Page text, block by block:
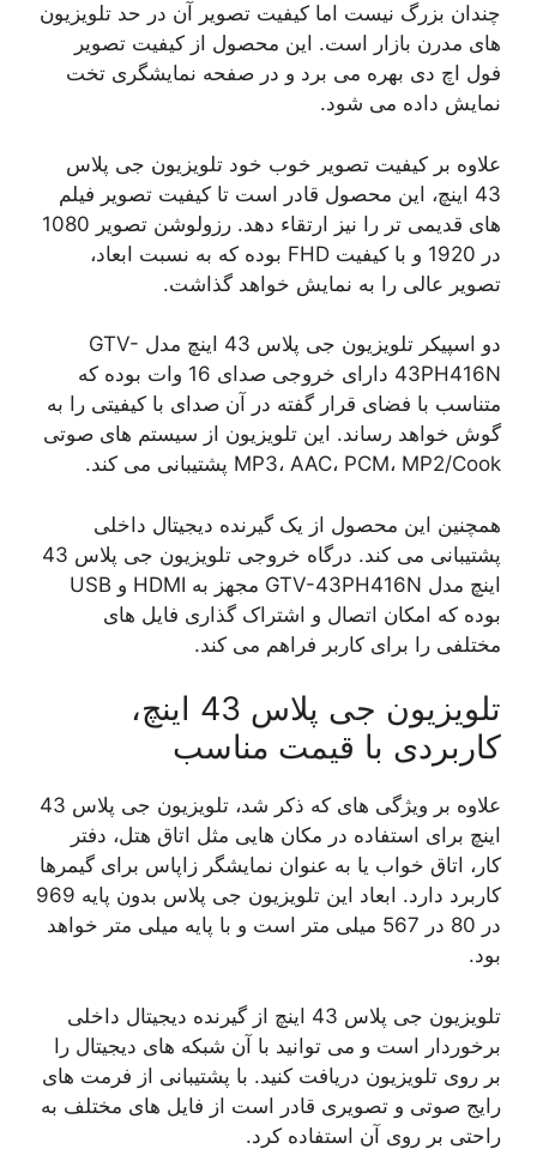
چندان بزرگ نیست اما کیفیت تصویر آن در حد تلویزیون
های مدرن بازار است. این محصول از کیفیت تصویر
فول اچ دی بهره می برد و در صفحه نمایشگری تخت
نمایش داده می شود.
علاوه بر کیفیت تصویر خوب خود تلویزیون جی پلاس
43 اینچ، این محصول قادر است تا کیفیت تصویر فیلم
های قدیمی تر را نیز ارتقاء دهد. رزولوشن تصویر 1080
در 1920 و با کیفیت FHD بوده که به نسبت ابعاد،
تصویر عالی را به نمایش خواهد گذاشت.
دو اسپیکر تلویزیون جی پلاس 43 اینچ مدل GTV-
43PH416N دارای خروجی صدای 16 وات بوده که
متناسب با فضای قرار گفته در آن صدای با کیفیتی را به
گوش خواهد رساند. این تلویزیون از سیستم های صوتی
MP3، AAC، PCM، MP2/Cook پشتیبانی می کند.
همچنین این محصول از یک گیرنده دیجیتال داخلی
پشتیبانی می کند. درگاه خروجی تلویزیون جی پلاس 43
اینچ مدل GTV-43PH416N مجهز به HDMI و USB
بوده که امکان اتصال و اشتراک گذاری فایل های
مختلفی را برای کاربر فراهم می کند.
تلویزیون جی پلاس 43 اینچ،
کاربردی با قیمت مناسب
علاوه بر ویژگی های که ذکر شد، تلویزیون جی پلاس 43
اینچ برای استفاده در مکان هایی مثل اتاق هتل، دفتر
کار، اتاق خواب یا به عنوان نمایشگر زاپاس برای گیمرها
کاربرد دارد. ابعاد این تلویزیون جی پلاس بدون پایه 969
در 80 در 567 میلی متر است و با پایه میلی متر خواهد
بود.
تلویزیون جی پلاس 43 اینچ از گیرنده دیجیتال داخلی
برخوردار است و می توانید با آن شبکه های دیجیتال را
بر روی تلویزیون دریافت کنید. با پشتیبانی از فرمت های
رایج صوتی و تصویری قادر است از فایل های مختلف به
راحتی بر روی آن استفاده کرد.